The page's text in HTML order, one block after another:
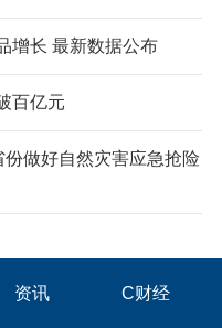
增长 最新数据公布
百亿元
做好自然灾害应急抢险
资讯 C财经